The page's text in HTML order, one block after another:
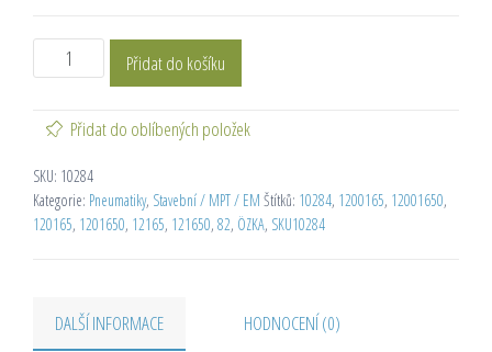
Přidat do košíku
Přidat do oblíbených položek
SKU: 10284
Kategorie: Pneumatiky, Stavební / MPT / EM Štítků: 10284, 1200165, 12001650,
120165, 1201650, 12165, 121650, 82, ÖZKA, SKU10284
DALŠÍ INFORMACE HODNOCENÍ (0)